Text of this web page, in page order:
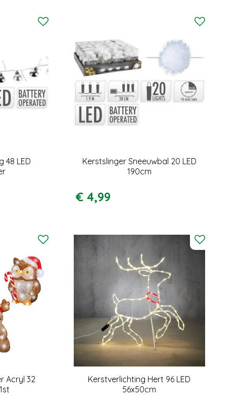
48 LED
Kerstslinger Sneeuwbal 20 LED
190cm
€ 4,99
Acryl 32
Kerstverlichting Hert 96 LED
56x50cm